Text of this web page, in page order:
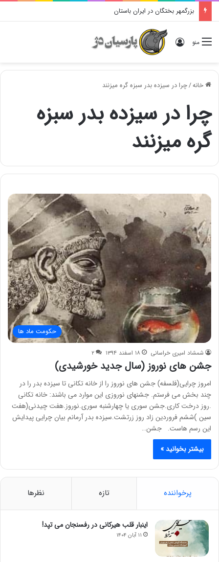
بزرگمهر بختگان در ایران باستان
منو ورود
خانه/چرا در سیزده بدر سبزه گره میزنند
چرا در سیزده بدر سبزه
گره میزنند
حکومت ماد ها
شمشاد امیری خراسانی ۱۸ اسفند ۱۳۹۴ ۲
جشن های نوروز (سال جدید خورشیدی)
امروز چرایی(فلسفه) جشن های نوروز را از خانه تکانی تا سیزده بدر را در
چند بخش می فرستم. جشنهای نوروزی این موارد می باشند: خانه تکانی
.روز درخت کاری.جشن سوری یا چهارشنبه سوری.نوروز.هفت چیدنی(هفت
سین )ششم فروردین زاد روز زرتشت.سیزده بدر آرمانم بیان چرایی پیدایش
این رسم هاست. جشن…
بیشتر بخوانید »
پرخواننده تازه نظرها
اینبار قلب هیرکانی در رفسنجان می تپد!
۱۱ آبان ۱۴۰۴